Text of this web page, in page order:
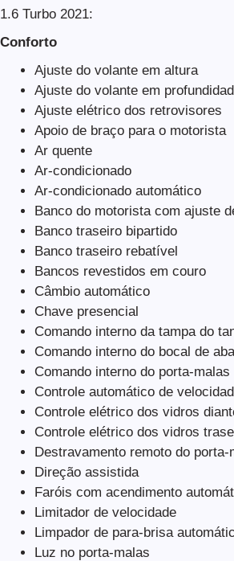
1.6 Turbo 2021:
Conforto
Ajuste do volante em altura
Ajuste do volante em
Ajuste elétrico dos retrovisores
Apoio de braço para o motorista
Ar quente
Ar-condicionado
Ar-condicionado automático
Banco do motorista com ajuste
Banco traseiro bipartido
Banco traseiro rebatível
Bancos revestidos em couro
Câmbio automático
Chave presencial
Comando interno da tampa do
Comando interno do bocal de
Comando interno do porta-malas
Controle automático de
Controle elétrico dos vidros
Controle elétrico dos vidros
Destravamento remoto do porta-
Direção assistida
Faróis com acendimento
Limitador de velocidade
Limpador de para-brisa
Luz no porta-malas